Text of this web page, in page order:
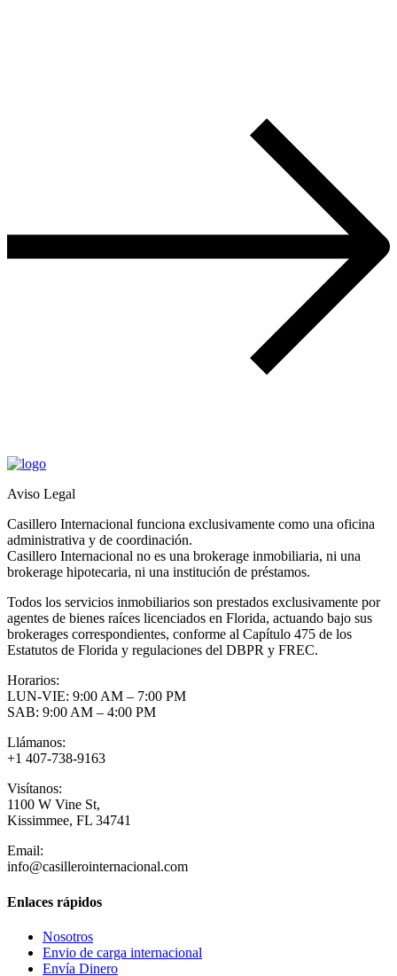
Aviso Legal
Casillero Internacional funciona exclusivamente como una oficina
administrativa y de coordinación.
Casillero Internacional no es una brokerage inmobiliaria, ni una
brokerage hipotecaria, ni una institución de préstamos.
Todos los servicios inmobiliarios son prestados exclusivamente por
agentes de bienes raíces licenciados en Florida, actuando bajo sus
brokerages correspondientes, conforme al Capítulo 475 de los
Estatutos de Florida y regulaciones del DBPR y FREC.
Horarios:
LUN-VIE: 9:00 AM – 7:00 PM
SAB: 9:00 AM – 4:00 PM
Llámanos:
+1 407-738-9163
Visítanos:
1100 W Vine St,
Kissimmee, FL 34741
Email:
info@casillerointernacional.com
Enlaces rápidos
Nosotros
Envio de carga internacional
Envía Dinero